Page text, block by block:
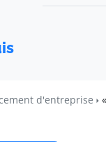
d'entreprise